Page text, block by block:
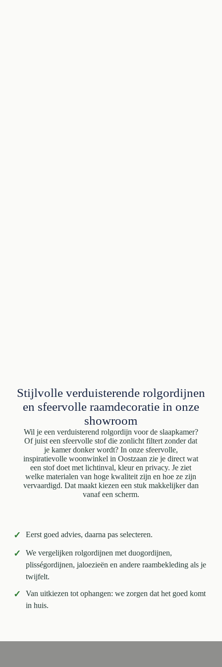
Stijlvolle verduisterende rolgordijnen
en sfeervolle raamdecoratie in onze
showroom
Wil je een verduisterend rolgordijn voor de slaapkamer?
Of juist een sfeervolle stof die zonlicht filtert zonder dat
je kamer donker wordt? In onze sfeervolle,
inspiratievolle woonwinkel in Oostzaan zie je direct wat
een stof doet met lichtinval, kleur en privacy. Je ziet
welke materialen van hoge kwaliteit zijn en hoe ze zijn
vervaardigd. Dat maakt kiezen een stuk makkelijker dan
vanaf een scherm.
✓ Eerst goed advies, daarna pas selecteren.
✓
We vergelijken rolgordijnen met duogordijnen,
plisségordijnen, jaloezieën en andere raambekleding als je
twijfelt.
✓
Van uitkiezen tot ophangen: we zorgen dat het goed komt
in huis.